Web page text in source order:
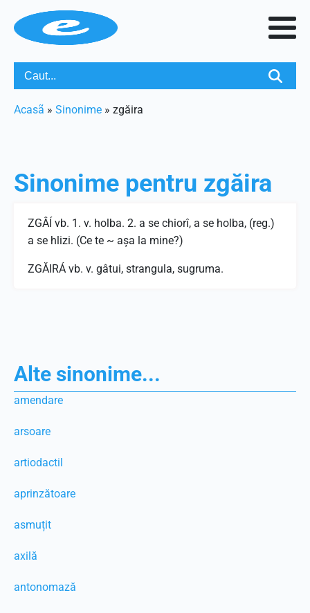
Acasã » Sinonime » zgăira
Sinonime pentru zgăira
ZGÂÍ vb. 1. v. holba. 2. a se chiorî, a se holba, (reg.)
a se hlizi. (Ce te ~ aşa la mine?)
ZGĂIRÁ vb. v. gâtui, strangula, sugruma.
Alte sinonime...
amendare
arsoare
artiodactil
aprinzătoare
asmuțit
axilă
antonomază